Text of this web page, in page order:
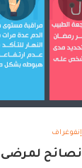
إنفوغراف
نصائح لمرضى